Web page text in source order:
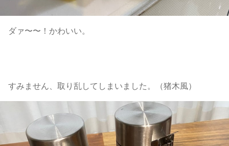
ダァ〜〜！かわいい。
すみません、取り乱してしまいました。（猪木風）